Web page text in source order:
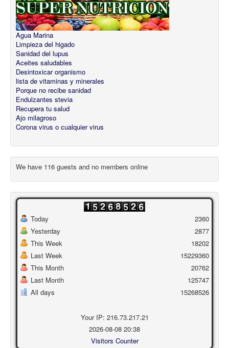
Agua Marina
Limpieza del higado
Sanidad del lupus
Aceites saludables
Desintoxicar organismo
lista de vitaminas y minerales
Porque no recibe sanidad
Endulzantes stevia
Recupera tu salud
Ajo milagroso
Corona virus o cualquier virus
We have 116 guests and no members online
Today
Yesterday
This Week
Last Week
This Month
Last Month
All days
2360
2877
18202
15229360
20762
125747
15268526
Your IP: 216.73.217.21
2026-08-08 20:38
Visitors Counter